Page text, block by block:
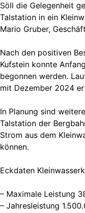
Söll die Gelegenheit
Talstation in ein
Mario Gruber,
Nach den positiven
Kufstein konnte
begonnen werden.
mit Dezember 2024
In Planung sind
Talstation der
Strom aus dem
können.
Eckdaten
– Maximale Leistung
– Jahresleistung